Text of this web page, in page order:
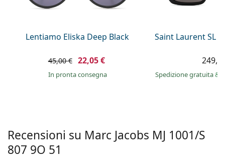
Persol
è offline
Lentiamo Eliska Deep Black
45,00 € 22,05 €
in pronta consegna
Saint Laurent SL
Spedizione gratuita&
Recensioni su Marc Jacobs MJ 1001/S
807 9O 51